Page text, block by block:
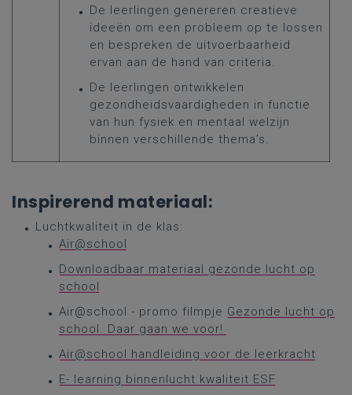
De leerlingen genereren creatieve
ideeën om een probleem op te lossen
en bespreken de uitvoerbaarheid
ervan aan de hand van criteria.
De leerlingen ontwikkelen
gezondheidsvaardigheden in functie
van hun fysiek en mentaal welzijn
binnen verschillende thema’s.
Inspirerend materiaal:
Luchtkwaliteit in de klas:
Air@school
Downloadbaar materiaal gezonde lucht op
school
Air@school - promo filmpje Gezonde lucht op
school. Daar gaan we voor!
Air@school handleiding voor de leerkracht
E- learning binnenlucht kwaliteit ESF